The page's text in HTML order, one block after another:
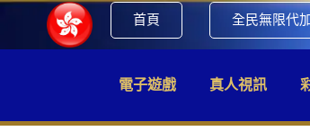
首頁 全民無限代
電子遊戲 真人視訊